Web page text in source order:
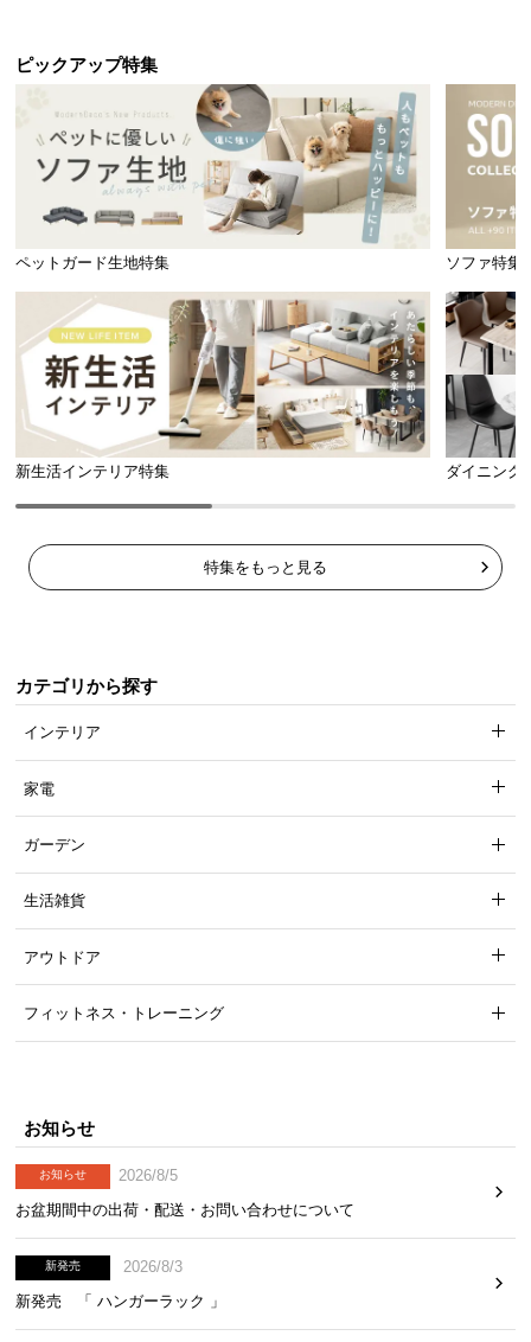
使い勝手の良いコンセント
便利な一口コンセントを搭載し、枕元でスマートフ
ォンやタブレットなどを充電できます。
所をとらず、ベッド回りの小物類もすっきり片付き
ます。
3段階の高さ調節
畳面の高さを3段階に調節できます。体格や用途に合
わせて、お好きな高さでお使いいただけます。
ピックアップ特集
ペットガード生地特集 ソファ特集
新生活インテリア特集 ダイニング
特集をもっと見る
カテゴリから探す
インテリア
家電
ガーデン
生活雑貨
アウトドア
フィットネス・トレーニング
お知らせ
お知らせ
2026/8/5
お盆期間中の出荷・配送・お問い合わせについて
新発売
2026/8/3
新発売 「 ハンガーラック 」